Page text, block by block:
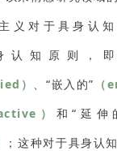
义对于具身认
认知原则，
） 、“嵌入的” （
） 和“延伸
；这种对于具身认